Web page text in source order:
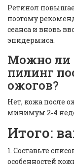
Ретинол
поэтому
сеанса и вновь
эпидермиса.
Можно ли
пилинг
ожогов?
Нет, кожа после
минимум 2‑4
Итого:
1. Составьте
особенностей